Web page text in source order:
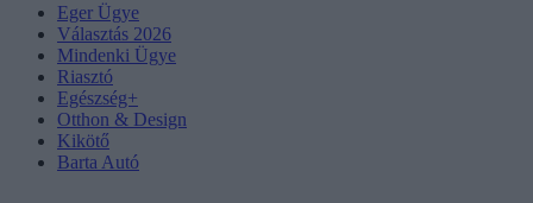
Eger Ügye
Választás 2026
Mindenki Ügye
Riasztó
Egészség+
Otthon & Design
Kikötő
Barta Autó